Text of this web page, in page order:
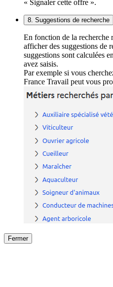
« Signaler cette offre ».
8. Suggestions de recherche
En fonction de la recherche
afficher des suggestions de
suggestions sont calculées
avez saisis.
Par exemple si vous
France Travail peut vous
Fermer